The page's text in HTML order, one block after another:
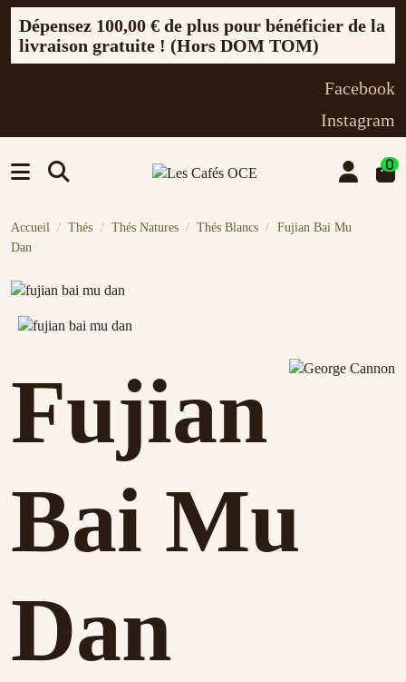
Dépensez 100,00 € de plus pour bénéficier de la
livraison gratuite ! (Hors DOM TOM)
Facebook
Instagram
0
Accueil Thés Thés Natures Thés Blancs
Fujian Bai Mu
Dan
Fujian
Bai Mu
Dan